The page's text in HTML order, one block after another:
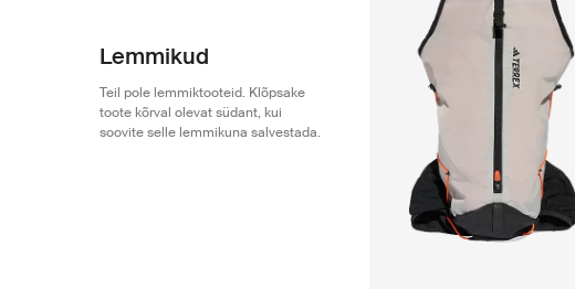
Lemmikud
Teil pole lemmiktooteid. Klõpsake
toote kõrval olevat südant, kui
soovite selle lemmikuna salvestada.